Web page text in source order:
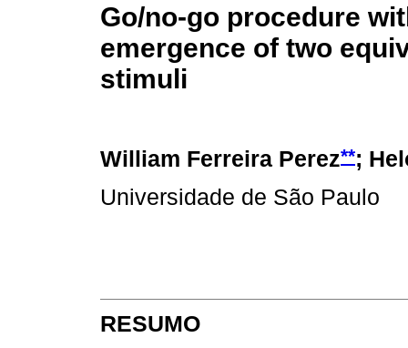
Go/no-go procedure
emergence of two
stimuli
William Ferreira Perez**;
Universidade de São Paulo
RESUMO